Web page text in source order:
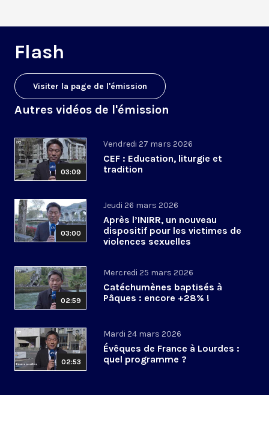
Flash
Visiter la page de l'émission
Autres vidéos de l'émission
03:09
Vendredi 27 mars 2026
CEF : Education, liturgie et
tradition
03:00
Jeudi 26 mars 2026
Après l’INIRR, un nouveau
dispositif pour les victimes de
violences sexuelles
02:59
Mercredi 25 mars 2026
Catéchumènes baptisés à
Pâques : encore +28% !
02:53
Mardi 24 mars 2026
Évêques de France à Lourdes :
quel programme ?